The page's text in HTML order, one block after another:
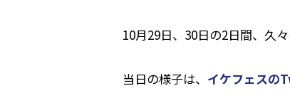
10月29日、30日の2日間、久
当日の様子は、 イケフェス